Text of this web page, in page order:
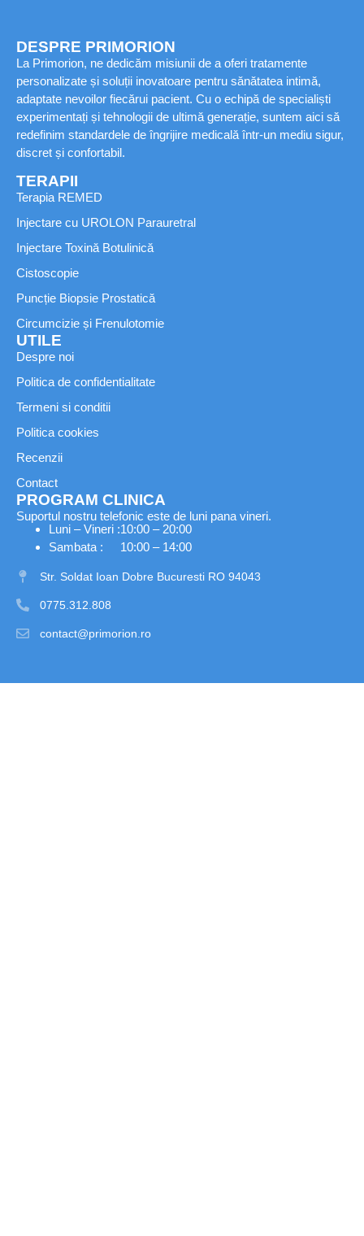
DESPRE PRIMORION
La Primorion, ne dedicăm misiunii de a oferi tratamente
personalizate și soluții inovatoare pentru sănătatea intimă,
adaptate nevoilor fiecărui pacient. Cu o echipă de specialiști
experimentați și tehnologii de ultimă generație, suntem aici să
redefinim standardele de îngrijire medicală într-un mediu sigur,
discret și confortabil.
TERAPII
Terapia REMED
Injectare cu UROLON Parauretral
Injectare Toxină Botulinică
Cistoscopie
Puncție Biopsie Prostatică
Circumcizie și Frenulotomie
UTILE
Despre noi
Politica de confidentialitate
Termeni si conditii
Politica cookies
Recenzii
Contact
PROGRAM CLINICA
Suportul nostru telefonic este de luni pana vineri.
Luni – Vineri :
Sambata :
10:00 – 20:00
10:00 – 14:00
Str. Soldat Ioan Dobre Bucuresti RO 94043
0775.312.808
contact@primorion.ro